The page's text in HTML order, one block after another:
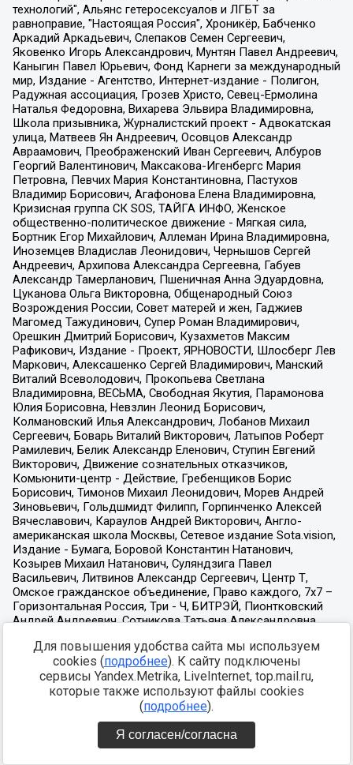
Для повышения удобства сайта мы используем
cookies (подробнее). К сайту подключены
сервисы Yandex.Metrika, LiveInternet, top.mail.ru,
которые также используют файлы cookies
(подробнее).
Я согласен/согласна